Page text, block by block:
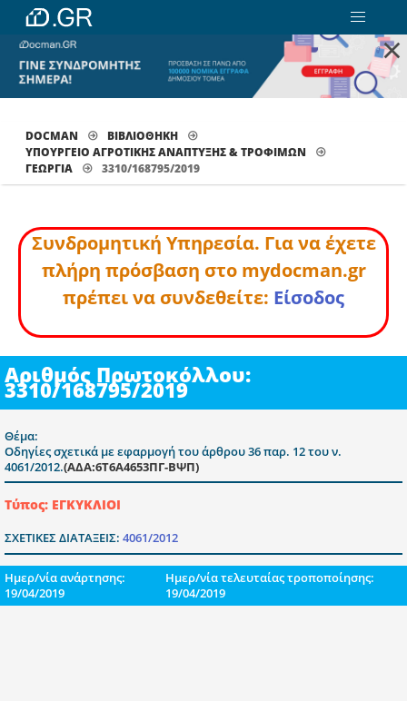
×
DOCMAN
ΒΙΒΛΙΟΘΗΚΗ
ΥΠΟΥΡΓΕΙΟ ΑΓΡΟΤΙΚΗΣ ΑΝΑΠΤΥΞΗΣ & ΤΡΟΦΙΜΩΝ
ΓΕΩΡΓΊΑ
3310/168795/2019
Συνδρομητική Υπηρεσία. Για να έχετε
πλήρη πρόσβαση στο mydocman.gr
πρέπει να συνδεθείτε: Είσοδος
Αριθμός Πρωτοκόλλου:
3310/168795/2019
Θέμα:
Οδηγίες σχετικά με εφαρμογή του άρθρου 36 παρ. 12 του ν.
4061/2012.(ΑΔΑ:6Τ6Α4653ΠΓ-ΒΨΠ)
Τύπος: ΕΓΚΥΚΛΙΟΙ
ΣΧΕΤΙΚΕΣ ΔΙΑΤΑΞΕΙΣ: 4061/2012
Ημερ/νία ανάρτησης:
19/04/2019
Ημερ/νία τελευταίας τροποποίησης:
19/04/2019